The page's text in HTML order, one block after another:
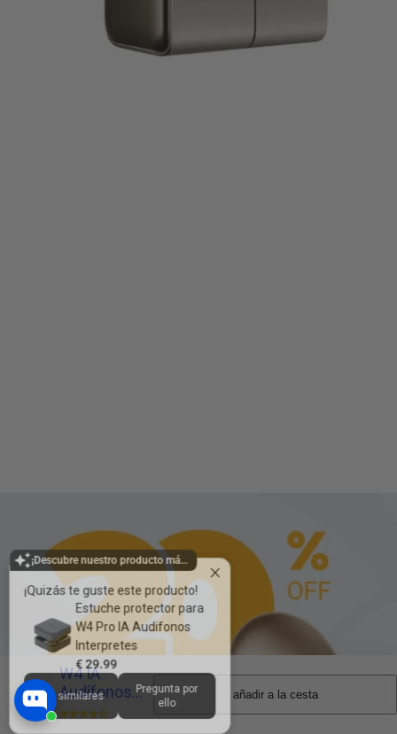
W4 IA
Audífonos
Intérprete
C
a
añadir a la cesta
Estuche protector para
W4 Pro IA Audifonos
Interpretes
€ 29.99
Ver similares
Pregunta por
ello